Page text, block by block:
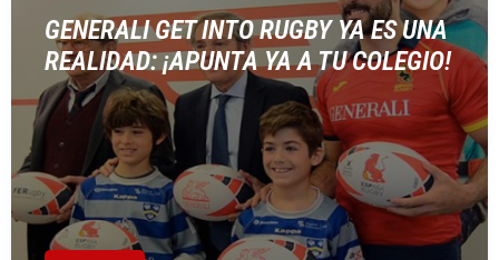
GENERALI GET INTO RUGBY YA ES UNA
REALIDAD: ¡APUNTA YA A TU COLEGIO!